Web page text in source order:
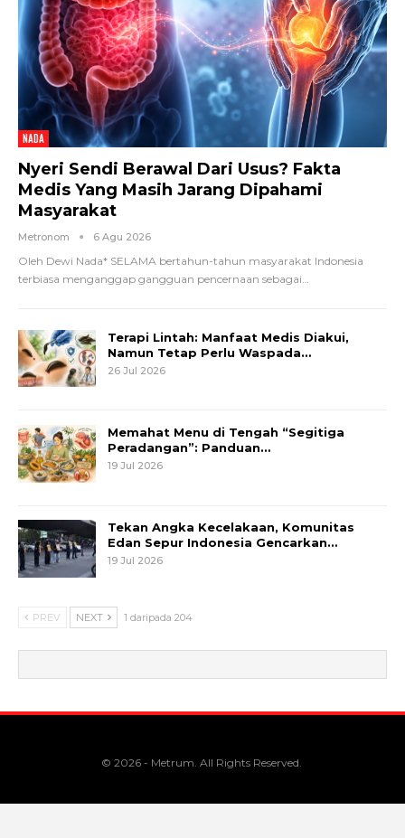
NADA
Nyeri Sendi Berawal Dari Usus? Fakta
Medis Yang Masih Jarang Dipahami
Masyarakat
Metronom 6 Agu 2026
Oleh Dewi Nada* SELAMA bertahun-tahun masyarakat Indonesia
terbiasa menganggap gangguan pencernaan sebagai
Terapi Lintah: Manfaat Medis Diakui,
Namun Tetap Perlu Waspada…
26 Jul 2026
Memahat Menu di Tengah “Segitiga
Peradangan”: Panduan…
19 Jul 2026
Tekan Angka Kecelakaan, Komunitas
Edan Sepur Indonesia Gencarkan…
19 Jul 2026
PREV NEXT 1 daripada 204
© 2026 - Metrum. All Rights Reserved.